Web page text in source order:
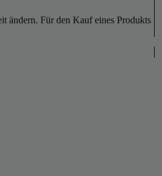
ändern. Für den Kauf eines Produkts